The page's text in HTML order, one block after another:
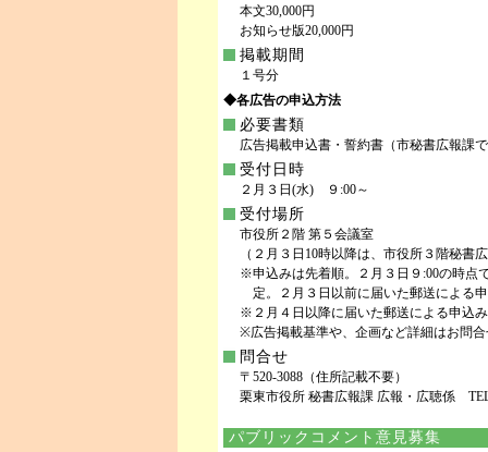
本文30,000円
お知らせ版20,000円
掲載期間
１号分
◆各広告の申込方法
必要書類
広告掲載申込書・誓約書（市秘書広報課
受付日時
２月３日(水) ９:00～
受付場所
市役所２階 第５会議室
（２月３日10時以降は、市役所３階秘書
※申込みは先着順。２月３日９:00の時点
定。２月３日以前に届いた郵送による
※２月４日以降に届いた郵送による申込
※広告掲載基準や、企画など詳細はお問
問合せ
〒520-3088（住所記載不要）
栗東市役所 秘書広報課 広報・広聴係
パブリックコメント意見募集